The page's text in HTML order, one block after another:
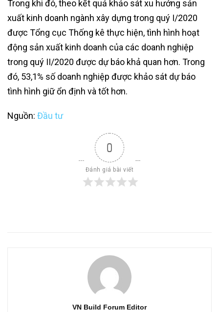
Trong khi đó, theo kết quả khảo sát xu hướng sản
xuất kinh doanh ngành xây dựng trong quý I/2020
được Tổng cục Thống kê thực hiện, tình hình hoạt
động sản xuất kinh doanh của các doanh nghiệp
trong quý II/2020 được dự báo khả quan hơn. Trong
đó, 53,1% số doanh nghiệp được khảo sát dự báo
tình hình giữ ổn định và tốt hơn.
Nguồn: Đầu tư
0
Đánh giá bài viết
VN Build Forum Editor